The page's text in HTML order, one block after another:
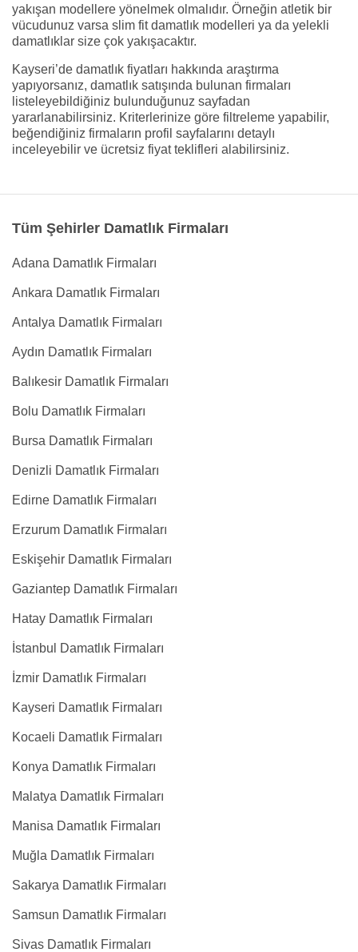
yakışan modellere yönelmek olmalıdır. Örneğin atletik bir
vücudunuz varsa slim fit damatlık modelleri ya da yelekli
damatlıklar size çok yakışacaktır.
Kayseri’de damatlık fiyatları hakkında araştırma
yapıyorsanız, damatlık satışında bulunan firmaları
listeleyebildiğiniz bulunduğunuz sayfadan
yararlanabilirsiniz. Kriterlerinize göre filtreleme yapabilir,
beğendiğiniz firmaların profil sayfalarını detaylı
inceleyebilir ve ücretsiz fiyat teklifleri alabilirsiniz.
Tüm Şehirler Damatlık Firmaları
Adana Damatlık Firmaları
Ankara Damatlık Firmaları
Antalya Damatlık Firmaları
Aydın Damatlık Firmaları
Balıkesir Damatlık Firmaları
Bolu Damatlık Firmaları
Bursa Damatlık Firmaları
Denizli Damatlık Firmaları
Edirne Damatlık Firmaları
Erzurum Damatlık Firmaları
Eskişehir Damatlık Firmaları
Gaziantep Damatlık Firmaları
Hatay Damatlık Firmaları
İstanbul Damatlık Firmaları
İzmir Damatlık Firmaları
Kayseri Damatlık Firmaları
Kocaeli Damatlık Firmaları
Konya Damatlık Firmaları
Malatya Damatlık Firmaları
Manisa Damatlık Firmaları
Muğla Damatlık Firmaları
Sakarya Damatlık Firmaları
Samsun Damatlık Firmaları
Sivas Damatlık Firmaları